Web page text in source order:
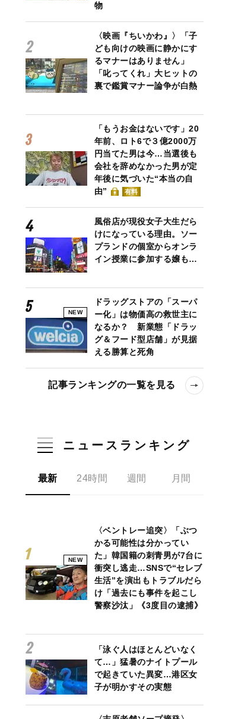
議員の応援に駆けつけた、この3月に代表復帰した国民民主党の玉木雄一
物
〈映画『ちいかわ』〉「子
ども向けの映画に静かにす
るマナーはありません」
「叱ってくれ」大ヒットの
裏で鑑賞マナー論争が白熱
「もうお金はないです」20
年前、ロト6で３億2000万
円当てた男は今…当選後も
会社を辞めなかった男が定
年後に気づいた“本当の自
由”
有料
風俗店が現役女子大生だら
けになっている理由。ソー
プランドの個室からオンラ
イン授業に参加する嬢も…
NEW
ドラッグストアの「スーパ
ー化」は物価高の救世主に
なるか？ 新業態「ドラッ
グ＆フード型店舗」が見据
える勝算と死角
記事ランキングの一覧を見る
ニュースランキング
最新 24時間 週間 月間
NEW
〈ベントレー追突〉「ぶつ
かる可能性は分かってい
た」韓国籍の刺青男が7台に
衝突し逃走…SNSで“セレブ
生活”を演出もトラブルだら
け「過去にも事件を起こし
警察沙汰」《3度目の逮捕》
「泳ぐ人はほとんどいなく
て…」猛暑のナイトプール
で起きていた異変…港区女
子が明かすその実態